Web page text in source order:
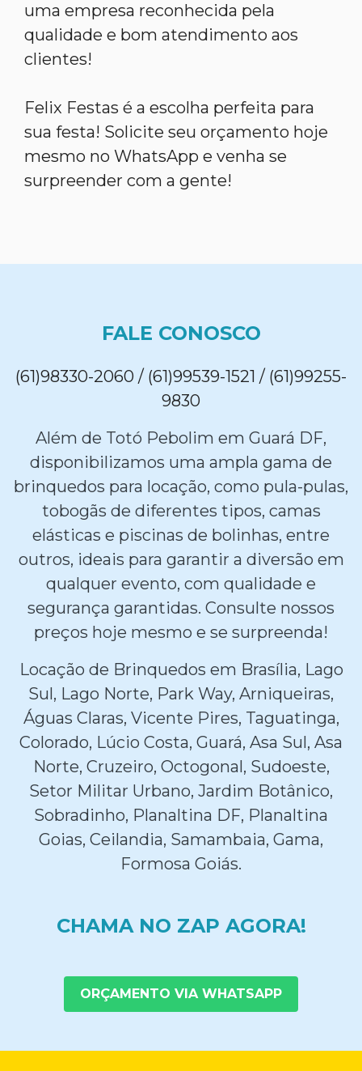
uma empresa reconhecida pela
qualidade e bom atendimento aos
clientes!
Felix Festas é a escolha perfeita para
sua festa! Solicite seu orçamento hoje
mesmo no WhatsApp e venha se
surpreender com a gente!
FALE CONOSCO
(61)98330-2060 / (61)99539-1521 / (61)99255-
9830
Além de Totó Pebolim em Guará DF,
disponibilizamos uma ampla gama de
brinquedos para locação, como pula-pulas,
tobogãs de diferentes tipos, camas
elásticas e piscinas de bolinhas, entre
outros, ideais para garantir a diversão em
qualquer evento, com qualidade e
segurança garantidas. Consulte nossos
preços hoje mesmo e se surpreenda!
Locação de Brinquedos em Brasília, Lago
Sul, Lago Norte, Park Way, Arniqueiras,
Águas Claras, Vicente Pires, Taguatinga,
Colorado, Lúcio Costa, Guará, Asa Sul, Asa
Norte, Cruzeiro, Octogonal, Sudoeste,
Setor Militar Urbano, Jardim Botânico,
Sobradinho, Planaltina DF, Planaltina
Goias, Ceilandia, Samambaia, Gama,
Formosa Goiás.
CHAMA NO ZAP AGORA!
ORÇAMENTO VIA WHATSAPP